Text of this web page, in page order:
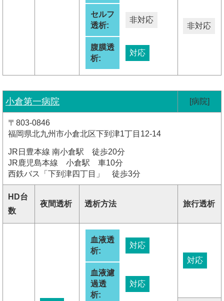
セルフ
透析:
非対応
腹膜透
析:
対応
非対応
小倉第一病院 [病院]
〒803-0846
福岡県北九州市小倉北区下到津1丁目12-14
JR日豊本線 南小倉駅 徒歩20分
JR鹿児島本線 小倉駅 車10分
西鉄バス「下到津四丁目」 徒歩3分
HD台
数
夜間透析 透析方法 旅行透析
血液透
析:
対応
血液濾
過透
析:
対応
対応